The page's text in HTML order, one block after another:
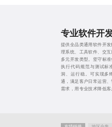
专业软件开
提供全品类通用软件开
理系统、工具软件、交
多元开发类型。坚守标
执行代码规范与测试标
洞、运行稳。可实现多
通，满足客户日常运营
需求，用专业技术降低客